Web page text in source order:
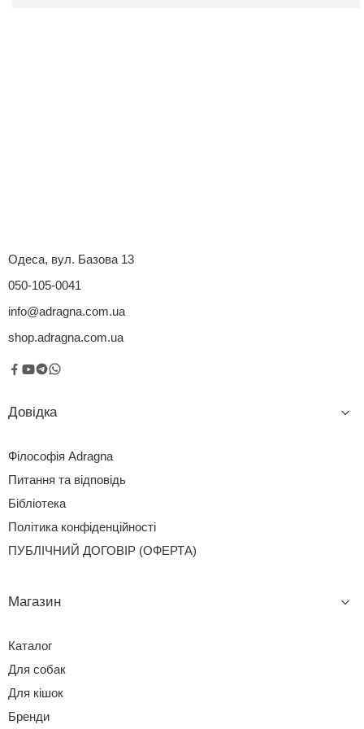
Одеса, вул. Базова 13
050-105-0041
info@adragna.com.ua
shop.adragna.com.ua
Довідка
Філософія Adragna
Питання та відповідь
Бібліотека
Політика конфіденційності
ПУБЛІЧНИЙ ДОГОВІР (ОФЕРТА)
Магазин
Каталог
Для собак
Для кішок
Бренди